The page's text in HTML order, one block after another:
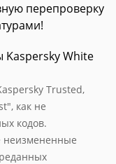
перепроверку
Kaspersky White
Trusted,
как не
кодов.
неизмененные